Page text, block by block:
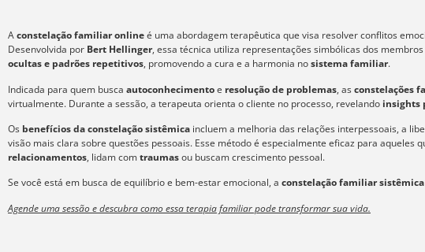
Aconstelação familiar onlineé uma abordagem terapêutica que visa resolver conflitos
Desenvolvida por Bert Hellinger, essa técnica utiliza representações simbólicas dos
ocultas e padrões repetitivos, promovendo a cura e a harmonia nosistema familiar.
Indicada para quem busca autoconhecimentoe resolução de problemas, asconstelações
virtualmente. Durante a sessão, a terapeuta orienta o cliente no processo, revelando insights
Os benefícios da constelação sistêmica incluem a melhoria das relações interpessoais, a
visão mais clara sobre questões pessoais. Esse método é especialmente eficaz para aqueles
relacionamentos, lidam comtraumasou buscam crescimento pessoal.
Se você está em busca de equilíbrio e bem-estar emocional, a constelação familiar
Agende uma sessão e descubra como essa terapia familiar pode transformar sua vida.